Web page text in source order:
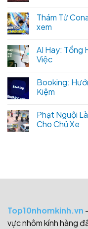
Thám Tử
xem
AI Hay: Tổng
Việc
Booking:
Kiệm
Phạt Nguội
Cho Chủ Xe
Top10nhomkinh.vn
vực nhôm kính hàng